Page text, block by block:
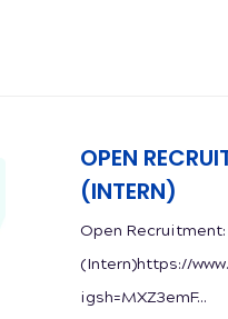
OPEN
(INTERN)
Open
(Intern)https://
igsh=MXZ3emF...